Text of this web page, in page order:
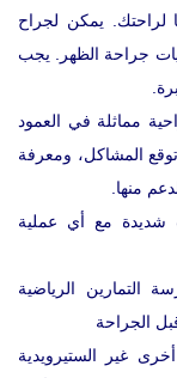
لراحتك. يمكن لجراح
جراحة الظهر. يجب
مماثلة في العمود
المشاكل، ومعرفة
منها.
مع أي عملية
الرياضية
الجراحة
غير الستيرويدية